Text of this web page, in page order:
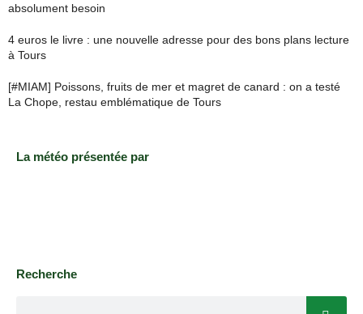
absolument besoin
4 euros le livre : une nouvelle adresse pour des bons plans lecture
à Tours
[#MIAM] Poissons, fruits de mer et magret de canard : on a testé
La Chope, restau emblématique de Tours
La météo présentée par
Recherche